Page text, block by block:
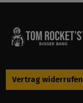
Vertrag widerrufen